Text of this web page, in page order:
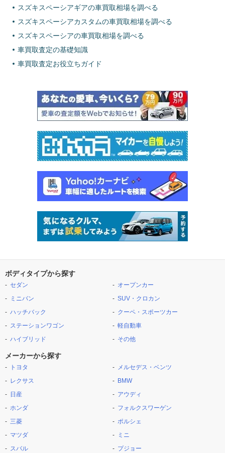
スズキスペーシアギアの車買取相場を調べる
スズキスペーシアカスタムの車買取相場を調べる
スズキスペーシアの車買取相場を調べる
車買取査定の基礎知識
車買取査定お役立ちガイド
ボディタイプから探す
セダン
ミニバン
ハッチバック
ステーションワゴン
ハイブリッド
オープンカー
SUV・クロカン
クーペ・スポーツカー
軽自動車
その他
メーカーから探す
トヨタ
レクサス
日産
ホンダ
三菱
マツダ
スバル
メルセデス・ベンツ
BMW
アウディ
フォルクスワーゲン
ポルシェ
ミニ
プジョー